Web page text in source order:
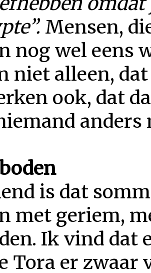
Mensen,
nog wel eens
niet alleen,
ook, dat
anders
is dat
met geriem,
Ik vind dat
Tora er